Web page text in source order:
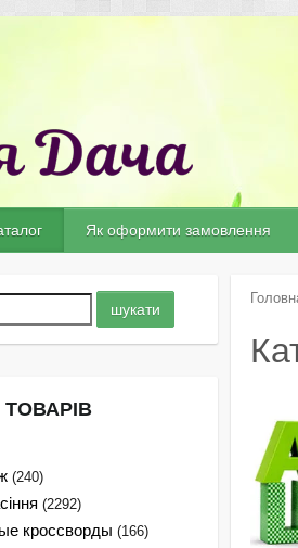
Як оформити замовлення
(240)
(2292)
кроссворды (166)